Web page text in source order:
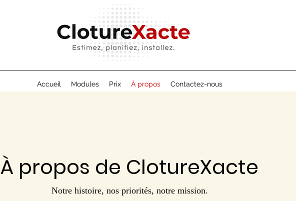
Accueil Modules Prix À propos Contactez-nous
À propos de ClotureXacte
Notre histoire, nos priorités, notre mission.